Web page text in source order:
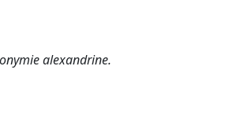
alexandrine.